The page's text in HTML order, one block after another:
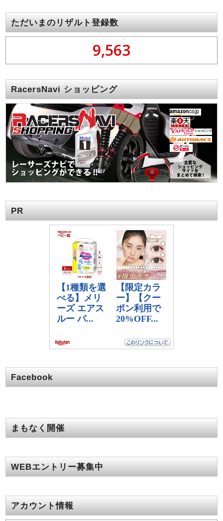
ただいまのリザルト登録数
9,563
RacersNavi ショッピング
PR
Facebook
まもなく開催
WEBエントリー募集中
アカウント情報